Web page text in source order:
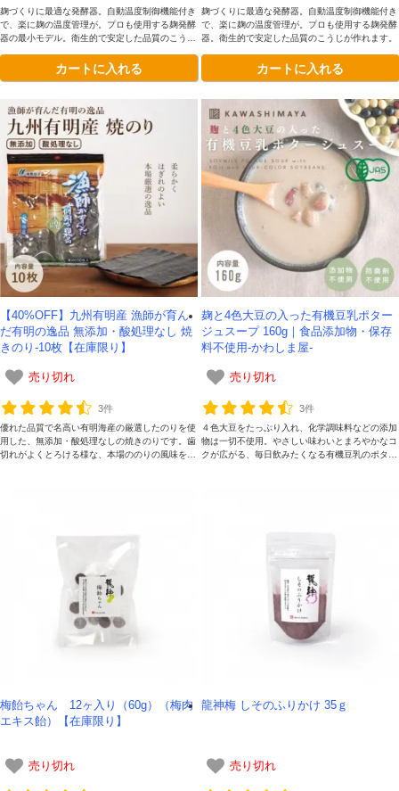
麹づくりに最適な発酵器。自動温度制御機能付き
で、楽に麹の温度管理が。プロも使用する麹発酵
器の最小モデル。衛生的で安定した品質のこうじ
カートに入れる
麹づくりに最適な発酵器。自動温度制御機能付き
で、楽に麹の温度管理が。プロも使用する麹発酵
器。衛生的で安定した品質のこうじが作れます。
カートに入れる
【40%OFF】九州有明産 漁師が育ん
だ有明の逸品 無添加・酸処理なし 焼
きのり-10枚【在庫限り】
売り切れ
3件
優れた品質で名高い有明海産の厳選したのりを使
用した、無添加・酸処理なしの焼きのりです。歯
切れがよくとろける様な、本場ののりの風味をお
麹と4色大豆の入った有機豆乳ポター
ジュスープ 160g｜食品添加物・保存
料不使用-かわしま屋-
売り切れ
3件
４色大豆をたっぷり入れ、化学調味料などの添加
物は一切不使用。やさしい味わいとまろやかなコ
クが広がる、毎日飲みたくなる有機豆乳のポター
梅飴ちゃん 12ヶ入り（60g）（梅肉
エキス飴）【在庫限り】
売り切れ
龍神梅 しそのふりかけ 35ｇ
売り切れ